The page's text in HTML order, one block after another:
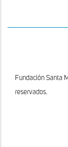
Fundación Santa
reservados.